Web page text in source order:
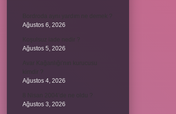
Ağustos 6, 2026
Ağustos 5, 2026
Ağustos 4, 2026
Ağustos 3, 2026